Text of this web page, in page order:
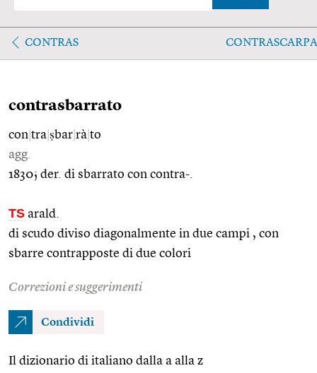
CONTRAS CONTRASCARPA
contrasbarrato
con tra ṣbar rà to
agg.
1830; der. di sbarrato con contra-.
TS arald.
di scudo diviso diagonalmente in due campi , con
sbarre contrapposte di due colori
Correzioni e suggerimenti
Condividi
Il dizionario di italiano dalla a alla z